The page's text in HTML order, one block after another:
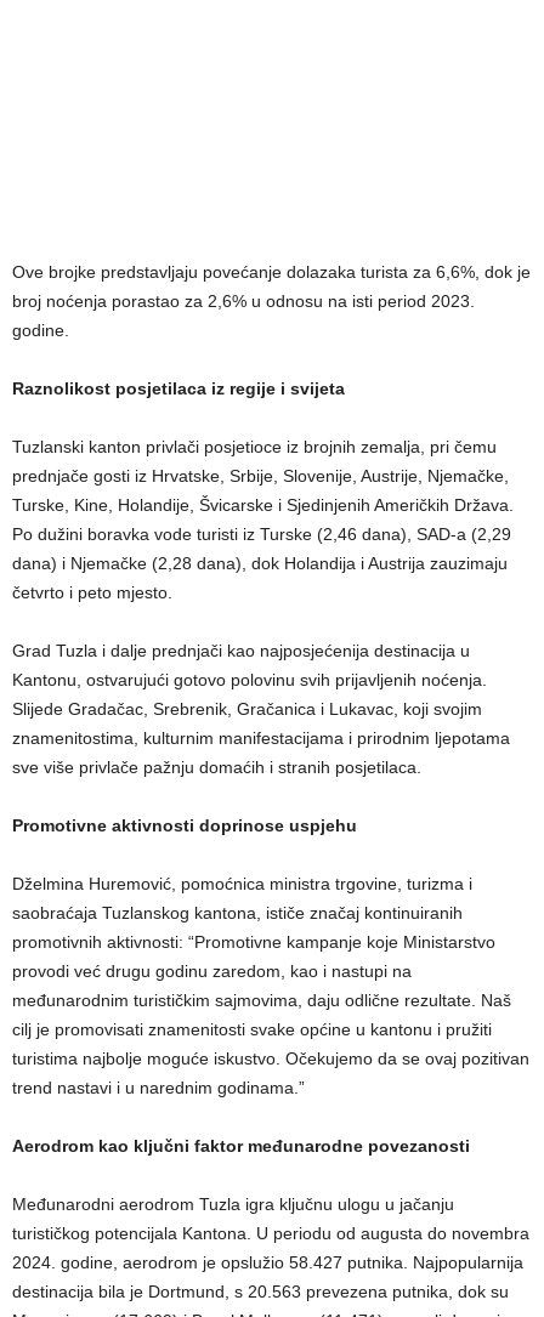
Ove brojke predstavljaju povećanje dolazaka turista za 6,6%, dok je
broj noćenja porastao za 2,6% u odnosu na isti period 2023.
godine.
Raznolikost posjetilaca iz regije i svijeta
Tuzlanski kanton privlači posjetioce iz brojnih zemalja, pri čemu
prednjače gosti iz Hrvatske, Srbije, Slovenije, Austrije, Njemačke,
Turske, Kine, Holandije, Švicarske i Sjedinjenih Američkih Država.
Po dužini boravka vode turisti iz Turske (2,46 dana), SAD-a (2,29
dana) i Njemačke (2,28 dana), dok Holandija i Austrija zauzimaju
četvrto i peto mjesto.
Grad Tuzla i dalje prednjači kao najposjećenija destinacija u
Kantonu, ostvarujući gotovo polovinu svih prijavljenih noćenja.
Slijede Gradačac, Srebrenik, Gračanica i Lukavac, koji svojim
znamenitostima, kulturnim manifestacijama i prirodnim ljepotama
sve više privlače pažnju domaćih i stranih posjetilaca.
Promotivne aktivnosti doprinose uspjehu
Dželmina Huremović, pomoćnica ministra trgovine, turizma i
saobraćaja Tuzlanskog kantona, ističe značaj kontinuiranih
promotivnih aktivnosti: “Promotivne kampanje koje Ministarstvo
provodi već drugu godinu zaredom, kao i nastupi na
međunarodnim turističkim sajmovima, daju odlične rezultate. Naš
cilj je promovisati znamenitosti svake općine u kantonu i pružiti
turistima najbolje moguće iskustvo. Očekujemo da se ovaj pozitivan
trend nastavi i u narednim godinama.”
Aerodrom kao ključni faktor međunarodne povezanosti
Međunarodni aerodrom Tuzla igra ključnu ulogu u jačanju
turističkog potencijala Kantona. U periodu od augusta do novembra
2024. godine, aerodrom je opslužio 58.427 putnika. Najpopularnija
destinacija bila je Dortmund, s 20.563 prevezena putnika, dok su